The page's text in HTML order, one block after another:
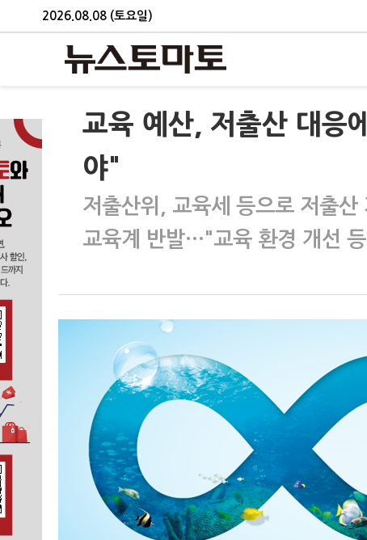
2026.08.08 (토요일)
교육 예산, 저출산 대응
야"
저출산위, 교육세 등으로 저출산
교육계 반발…"교육 환경 개선